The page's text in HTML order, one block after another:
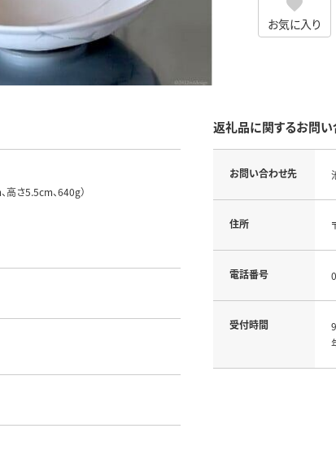
お気に入り
高さ5.5cm、640g）
返礼品に関するお問
お問い合わせ先
住所
電話番号
受付時間